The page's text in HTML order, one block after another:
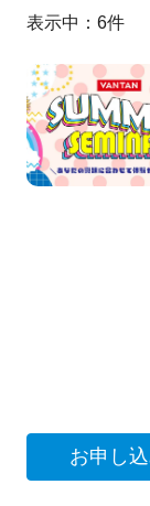
表示中： 6件
お申し